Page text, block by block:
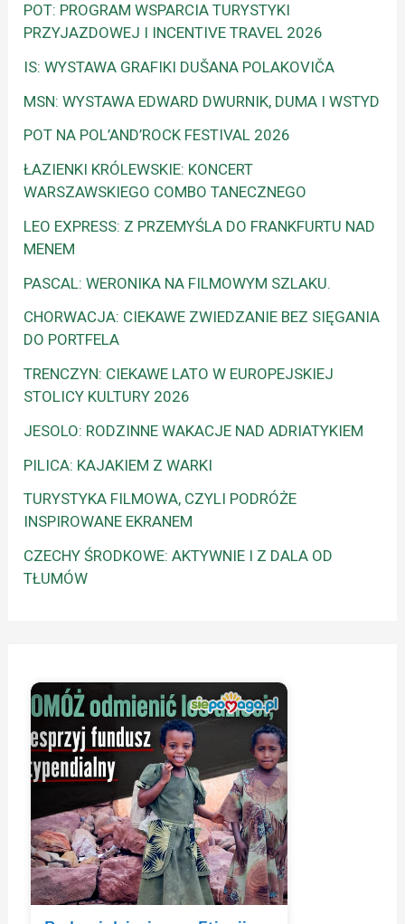
POT: PROGRAM WSPARCIA TURYSTYKI
PRZYJAZDOWEJ I INCENTIVE TRAVEL 2026
IS: WYSTAWA GRAFIKI DUŠANA POLAKOVIČA
MSN: WYSTAWA EDWARD DWURNIK, DUMA I WSTYD
POT NA POL’AND’ROCK FESTIVAL 2026
ŁAZIENKI KRÓLEWSKIE: KONCERT
WARSZAWSKIEGO COMBO TANECZNEGO
LEO EXPRESS: Z PRZEMYŚLA DO FRANKFURTU NAD
MENEM
PASCAL: WERONIKA NA FILMOWYM SZLAKU.
CHORWACJA: CIEKAWE ZWIEDZANIE BEZ SIĘGANIA
DO PORTFELA
TRENCZYN: CIEKAWE LATO W EUROPEJSKIEJ
STOLICY KULTURY 2026
JESOLO: RODZINNE WAKACJE NAD ADRIATYKIEM
PILICA: KAJAKIEM Z WARKI
TURYSTYKA FILMOWA, CZYLI PODRÓŻE
INSPIROWANE EKRANEM
CZECHY ŚRODKOWE: AKTYWNIE I Z DALA OD
TŁUMÓW